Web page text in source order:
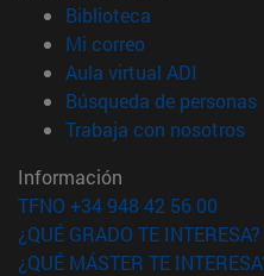
Biblioteca
Mi correo(abre en
Aula virtual ADI
Búsqueda de personas
Trabaja con nosotros
Información
TFNO +34 948 42 56 00
¿QUÉ GRADO TE INTERESA?
¿QUÉ MÁSTER TE